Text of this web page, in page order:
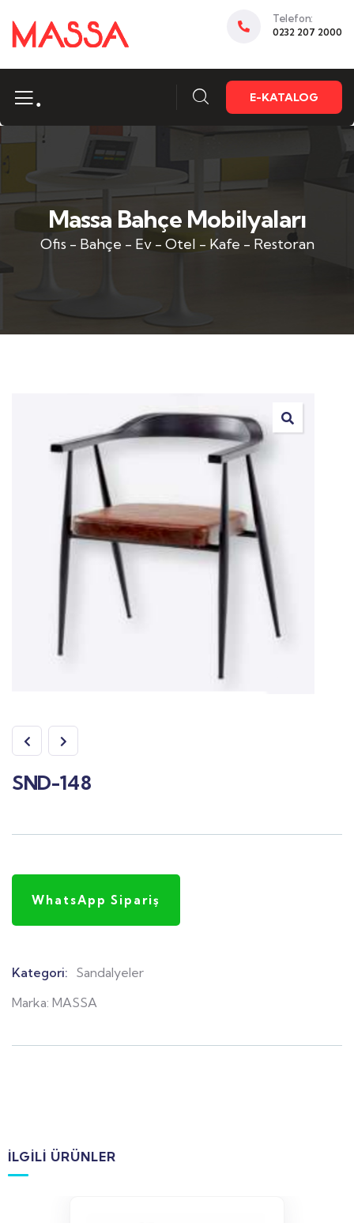
Telefon:
0232 207 2000
. E-KATALOG
Massa Bahçe Mobilyaları
Ofis - Bahçe - Ev - Otel - Kafe - Restoran
SND-148
WhatsApp Sipariş
Kategori: Sandalyeler
Marka: MASSA
İLGILI ÜRÜNLER